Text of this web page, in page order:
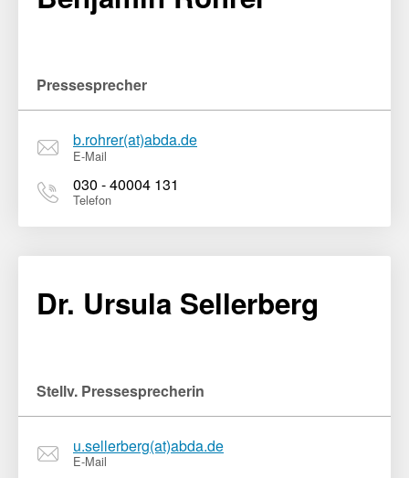
Pressesprecher
b.rohrer(at)abda.de
E-Mail
030 - 40004 131
Telefon
Dr. Ursula Sellerberg
Stellv. Pressesprecherin
u.sellerberg(at)abda.de
E-Mail